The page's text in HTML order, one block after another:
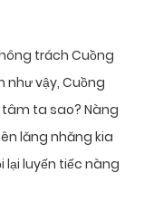
trách Cuồng
vậy, Cuồng
ta sao? Nàng
lăng nhăng kia
lại luyến tiếc nàng